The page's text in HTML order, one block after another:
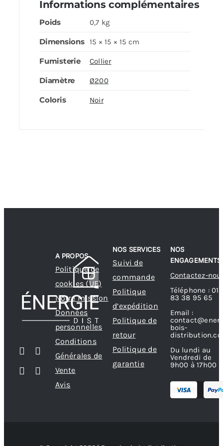
Informations complémentaires
Poids 0,7 kg
Dimensions 15 × 15 × 15 cm
Fumisterie Collier
Diamètre Ø200
Coloris Noir
A PROPOS
Politique de
cookies (UE)
Notre mission
Données
personnelles
Conditions
Générales de
Vente
Avis
NOS SERVICES
Suivi de
commande
Politique
d’expédition
Politique de
retour
Politique de
garantie
NOS
ENGAGEMENTS
Contactez-
Téléphone : 01
83 38 95 65
Email :
bois-
Du lundi au
Vendredi de
9h00 à 17h00